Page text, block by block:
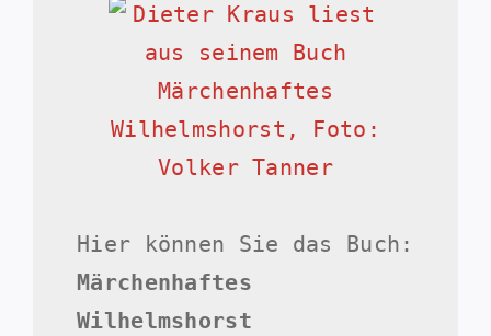
Hier können Sie das Buch:
Märchenhaftes
Wilhelmshorst